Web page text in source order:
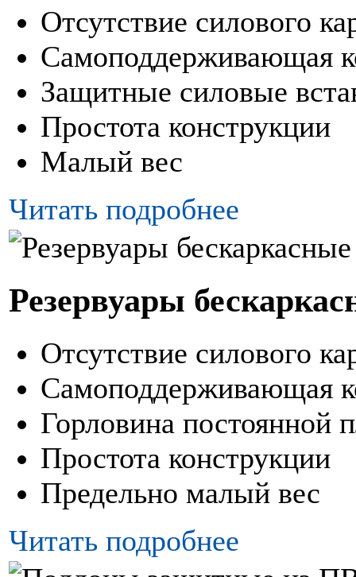
Отсутствие силового
Самоподдерживающая
Защитные силовые
Простота конструкции
Малый вес
Читать подробнее
Резервуары
Отсутствие силового
Самоподдерживающая
Горловина постоянной
Простота конструкции
Предельно малый вес
Читать подробнее